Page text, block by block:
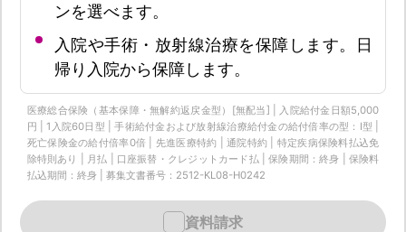
ンを選べます。
入院や手術・放射線治療を保障します。日
帰り入院から保障します。
医療総合保険（基本保障・無解約返戻金型）[無配当] | 入院給付金日額5,000
円 | 1入院60日型 | 手術給付金および放射線治療給付金の給付倍率の型：I型 |
死亡保険金の給付倍率0倍 | 先進医療特約 | 通院特約 | 特定疾病保険料払込免
除特則あり | 月払 | 口座振替・クレジットカード払 | 保険期間：終身 | 保険料
払込期間：終身 | 募集文書番号：2512-KL08-H0242
資料請求